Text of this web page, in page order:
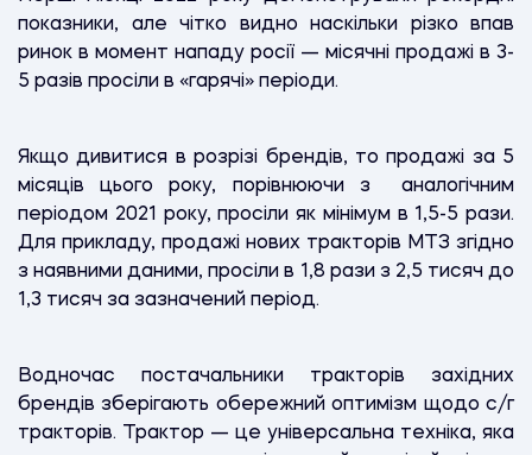
показники, але чітко видно наскільки різко впав
ринок в момент нападу росії — місячні продажі в 3-
5 разів просіли в «гарячі» періоди.
Якщо дивитися в розрізі брендів, то продажі за 5
місяців цього року, порівнюючи з аналогічним
періодом 2021 року, просіли як мінімум в 1,5-5 рази.
Для прикладу, продажі нових тракторів МТЗ згідно
з наявними даними, просіли в 1,8 рази з 2,5 тисяч до
1,3 тисяч за зазначений період.
Водночас постачальники тракторів західних
брендів зберігають обережний оптимізм щодо с/г
тракторів. Трактор — це універсальна техніка, яка